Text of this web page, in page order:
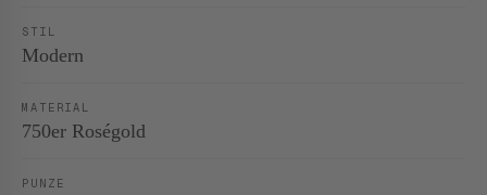
STIL
Modern
MATERIAL
750er Roségold
PUNZE